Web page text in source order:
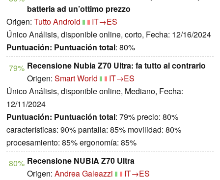
batteria ad un’ottimo prezzo
Origen: Tutto Android
IT→ES
Único Análisis, disponible online, corto, Fecha: 12/16/2024
Puntuación: Puntuación total: 80%
79% Recensione Nubia Z70 Ultra: fa tutto al contrario
Origen: Smart World
IT→ES
Único Análisis, disponible online, Mediano, Fecha:
12/11/2024
Puntuación: Puntuación total: 79% precio: 80%
características: 90% pantalla: 85% movilidad: 80%
procesamiento: 85% ergonomía: 85%
80% Recensione NUBIA Z70 Ultra
Origen: Andrea Galeazzi
IT→ES